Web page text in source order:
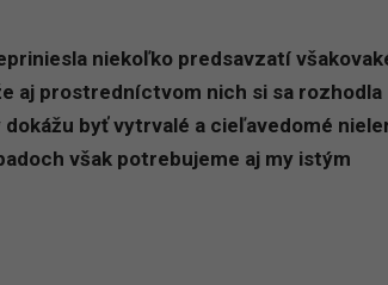
niekoľko predsavzatí
aj prostredníctvom nich si sa rozhodla
byť vytrvalé a cieľavedomé
však potrebujeme aj my istým